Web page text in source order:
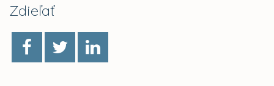
Zdieľať